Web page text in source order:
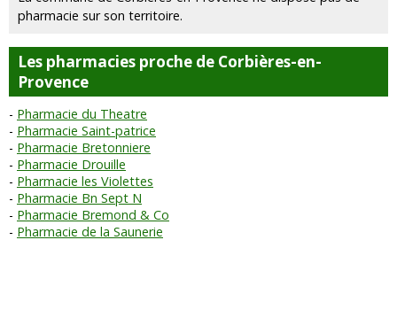
pharmacie sur son territoire.
Les pharmacies proche de Corbières-en-
Provence
Pharmacie du Theatre
Pharmacie Saint-patrice
Pharmacie Bretonniere
Pharmacie Drouille
Pharmacie les Violettes
Pharmacie Bn Sept N
Pharmacie Bremond & Co
Pharmacie de la Saunerie